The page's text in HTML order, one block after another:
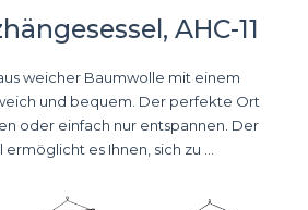
AHC-11
weicher Baumwolle mit einem
und bequem. Der perfekte Ort
oder einfach nur entspannen. Der
es Ihnen, sich zu ...